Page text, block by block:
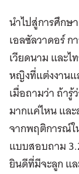
นำไปสู่การศึกษ
เอลซัลวาดอร์
เวียดนาม และ
หญิงที่แต่งงานแ
เมื่อถามว่า ถ้า
มากแค่ไหน แล
จากพฤติการณ์ใ
แบบสอบถาม
ยินดีที่มีจะลูก แ